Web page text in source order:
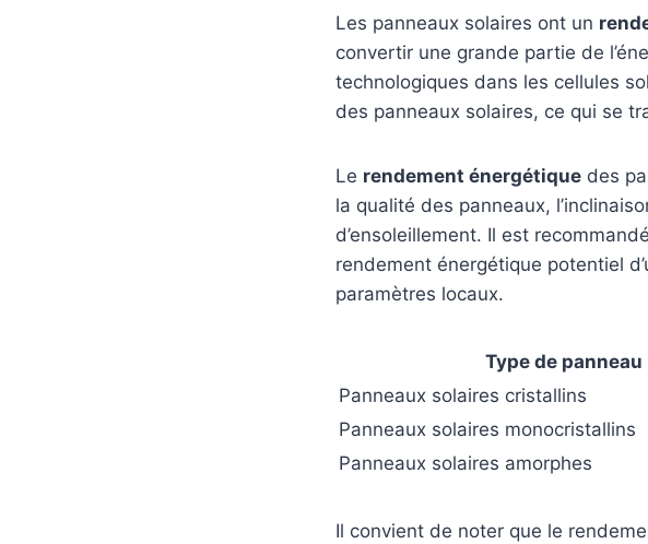
Les panneaux solaires ont un
convertir une grande partie de
technologiques dans les cellules
des panneaux solaires, ce qui se
Le rendement énergétique des
la qualité des panneaux,
d’ensoleillement. Il est
rendement énergétique potentiel
paramètres locaux.
Type de panneau
Panneaux solaires cristallins
Panneaux solaires monocristallins
Panneaux solaires amorphes
Il convient de noter que le